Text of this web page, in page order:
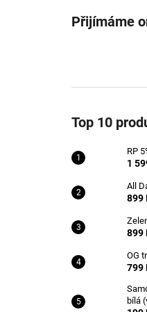
Přijímáme
Top 10
RP
1
All
899
899
OG
799
bílá
1 599 Kč